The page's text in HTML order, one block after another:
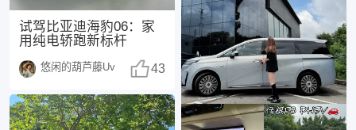
试驾比亚迪海豹06：家
用纯电轿跑新标杆
悠闲的葫芦藤Uv 43